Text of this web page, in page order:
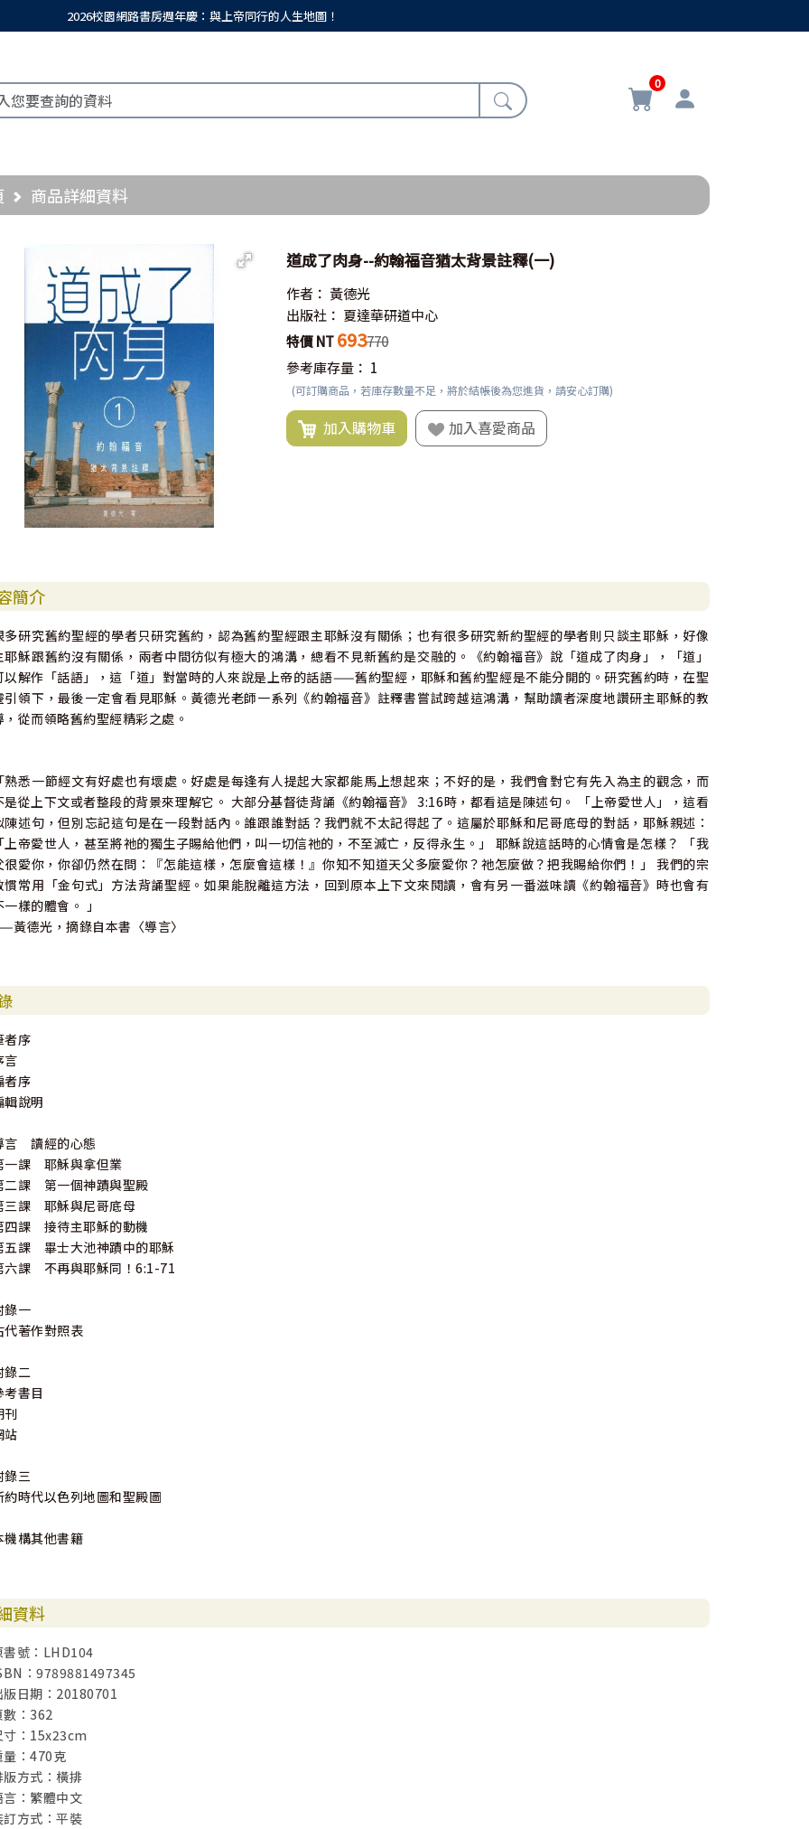
2026校園網路書房週年慶：與上帝同行的人生地圖！
0
商品詳細資料
道成了肉身--約翰福音猶太背景註釋(一)
作者： 黃德光
出版社： 夏達華研道中心
特價 NT693770
參考庫存量： 1
(可訂購商品，若庫存數量不足，將於結帳後為您進貨，請安心訂購)
加入購物車 加入喜愛商品
簡介
多研究舊約聖經的學者只研究舊約，認為舊約聖經跟主耶穌沒有關係；也有很多研究新約聖經的學者則只談主耶穌，好像
耶穌跟舊約沒有關係，兩者中間彷似有極大的鴻溝，總看不見新舊約是交融的。《約翰福音》說「道成了肉身」，「道」
以解作「話語」，這「道」對當時的人來說是上帝的話語——舊約聖經，耶穌和舊約聖經是不能分開的。研究舊約時，在聖
引領下，最後一定會看見耶穌。黃德光老師一系列《約翰福音》註釋書嘗試跨越這鴻溝，幫助讀者深度地讚研主耶穌的教
，從而領略舊約聖經精彩之處。
熟悉一節經文有好處也有壞處。好處是每逢有人提起大家都能馬上想起來；不好的是，我們會對它有先入為主的觀念，而
是從上下文或者整段的背景來理解它。 大部分基督徒背誦《約翰福音》 3:16時，都看這是陳述句。 「上帝愛世人」，這看
陳述句，但別忘記這句是在一段對話內。誰跟誰對話？我們就不太記得起了。這屬於耶穌和尼哥底母的對話，耶穌親述：
上帝愛世人，甚至將祂的獨生子賜給他們，叫一切信祂的，不至滅亡，反得永生。」 耶穌說這話時的心情會是怎樣？ 「我
很愛你，你卻仍然在問：『怎能這樣，怎麼會這樣！』你知不知道天父多麼愛你？祂怎麼做？把我賜給你們！」 我們的宗
慣常用「金句式」方法背誦聖經。如果能脫離這方法，回到原本上下文來閱讀，會有另一番滋味讀《約翰福音》時也會有
一樣的體會。 」
黃德光，摘錄自本書〈導言〉
者序
言
者序
輯說明
言 讀經的心態
一課 耶穌與拿但業
二課 第一個神蹟與聖殿
三課 耶穌與尼哥底母
四課 接待主耶穌的動機
五課 畢士大池神蹟中的耶穌
六課 不再與耶穌同！6:1-71
錄一
代著作對照表
錄二
考書目
刊
站
錄三
約時代以色列地圖和聖殿圖
機構其他書籍
資料
書號：LHD104
：9789881497345
版日期：20180701
數：362
寸：15x23cm
量：470克
版方式：橫排
言：繁體中文
訂方式：平裝